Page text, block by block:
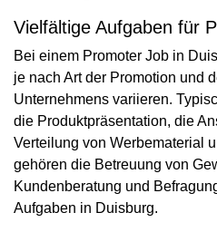
Vielfältige Aufgaben für
Bei einem Promoter Job in
je nach Art der Promotion und
Unternehmens variieren.
die Produktpräsentation, die
Verteilung von Werbematerial
gehören die Betreuung von
Kundenberatung und
Aufgaben in Duisburg.